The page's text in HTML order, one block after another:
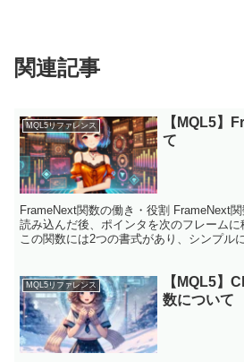
関連記事
MQL5リファレンス
【MQL5】
て
FrameNext関数の働き・役割 FrameNext
読み込んだ後、ポインタを次のフレームに
この関数には2つの書式があり、シンプル
MQL5リファレンス
【MQL5】
数について